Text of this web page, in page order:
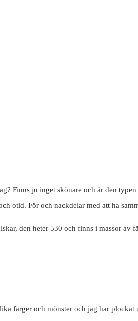
Finns ju inget skönare och är den
otid. För och nackdelar med att ha
den heter 530 och finns i massor av
färger och mönster och jag har plockat